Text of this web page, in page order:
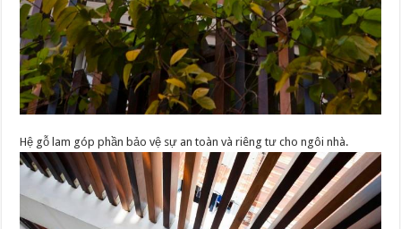
Hệ gỗ lam góp phần bảo vệ sự an toàn và riêng tư cho ngôi nhà.